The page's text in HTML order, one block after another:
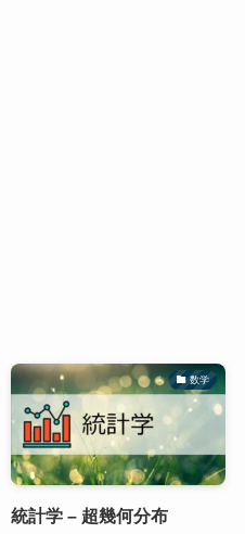
数学
統計学 – 超幾何分布